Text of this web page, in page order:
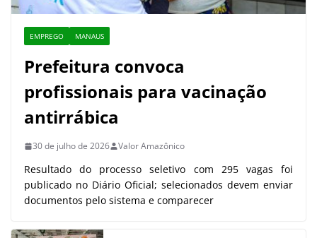
EMPREGO MANAUS
Prefeitura convoca
profissionais para vacinação
antirrábica
30 de julho de 2026 Valor Amazônico
Resultado do processo seletivo com 295 vagas foi
publicado no Diário Oficial; selecionados devem enviar
documentos pelo sistema e comparecer